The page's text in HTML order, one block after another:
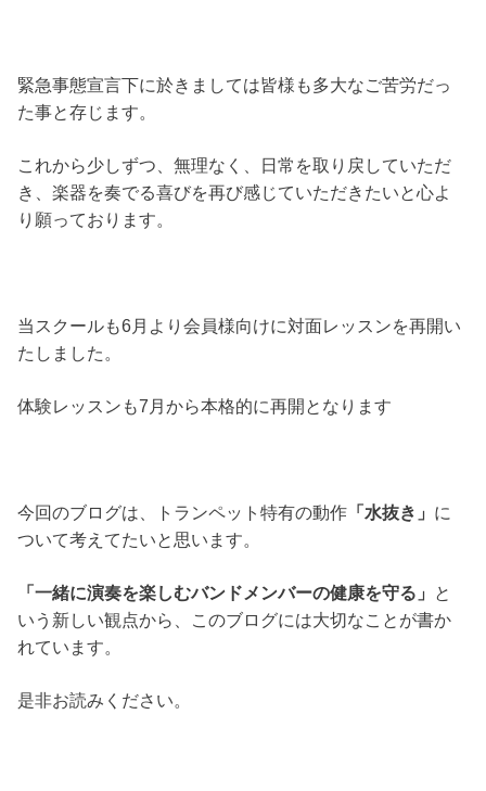
緊急事態宣言下に於きましては皆様も多大なご苦労だっ
た事と存じます。
これから少しずつ、無理なく、日常を取り戻していただ
き、楽器を奏でる喜びを再び感じていただきたいと心よ
り願っております。
当スクールも6月より会員様向けに対面レッスンを再開い
たしました。
体験レッスンも7月から本格的に再開となります
今回のブログは、トランペット特有の動作 「水抜き」 に
ついて考えてたいと思います。
「一緒に演奏を楽しむバンドメンバーの健康を守る」
と
いう新しい観点から、このブログには大切なことが書か
れています。
是非お読みください。